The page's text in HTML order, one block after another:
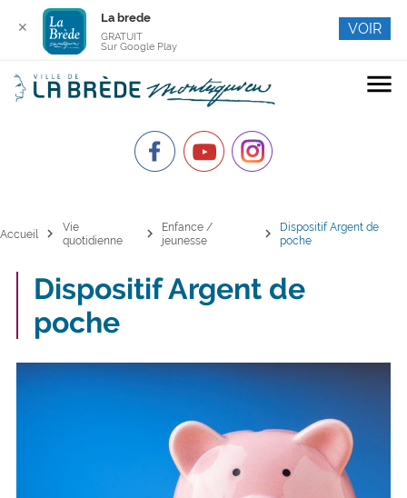
menu
Accueil chevron_right
Vie
quotidienne
chevron_right
Enfance /
jeunesse
chevron_right
Dispositif Argent de
poche
Dispositif Argent de
poche
✕
La brede
GRATUIT
Sur Google Play
VOIR